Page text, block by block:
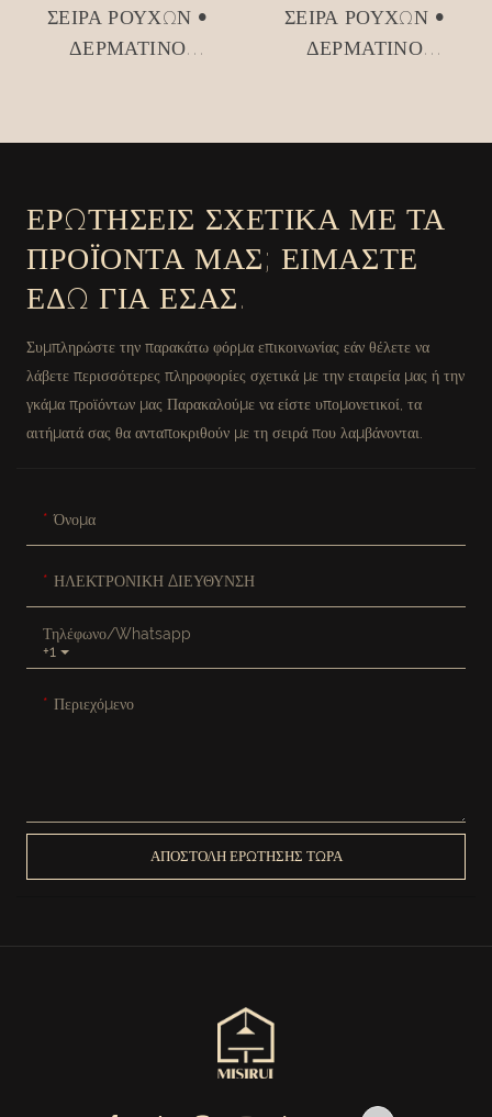
ΣΕΙΡΆ ΡΟΎΧΩΝ •
ΔΕΡΜΆΤΙΝΟ
ΔΙΧΤΥΩΤΌ ΥΛΙΚΌ
ΣΕΙΡΆ ΡΟΎΧΩΝ •
ΔΕΡΜΆΤΙΝΟ
ΔΙΧΤΥΩΤΌ ΥΛΙΚΌ
ΕΡΩΤΉΣΕΙΣ ΣΧΕΤΙΚΆ ΜΕ ΤΑ
ΠΡΟΪΌΝΤΑ ΜΑΣ; ΕΊΜΑΣΤΕ
ΕΔΏ ΓΙΑ ΕΣΆΣ.
Συμπληρώστε την παρακάτω φόρμα επικοινωνίας εάν θέλετε να
λάβετε περισσότερες πληροφορίες σχετικά με την εταιρεία μας ή την
γκάμα προϊόντων μας Παρακαλούμε να είστε υπομονετικοί, τα
αιτήματά σας θα ανταποκριθούν με τη σειρά που λαμβάνονται.
Όνομα
ΗΛΕΚΤΡΟΝΙΚΗ ΔΙΕΥΘΥΝΣΗ
+1
Τηλέφωνο/Whatsapp
Περιεχόμενο
ΑΠΟΣΤΟΛΉ ΕΡΏΤΗΣΗΣ ΤΏΡΑ